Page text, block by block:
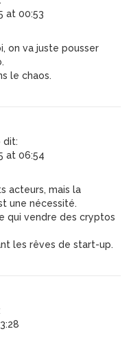
at 00:53
on va juste pousser
le chaos.
dit:
at 06:54
acteurs, mais la
une nécessité.
qui vendre des cryptos
les rêves de start-up.